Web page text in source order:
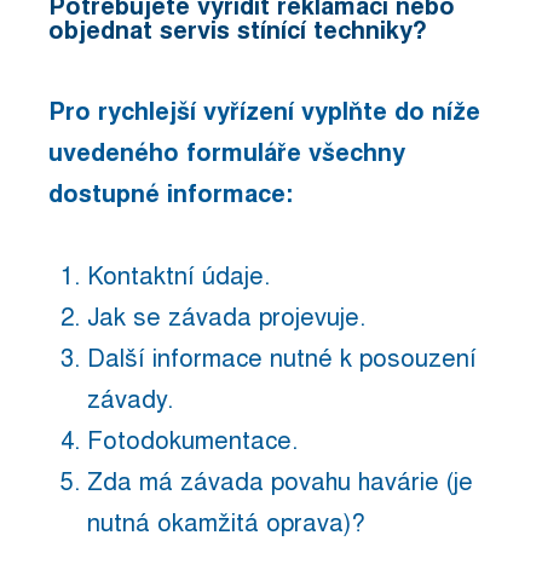
objednat servis stínící techniky?
Pro rychlejší vyřízení vyplňte do níže
uvedeného formuláře všechny
dostupné informace:
Kontaktní údaje.
Jak se závada projevuje.
Další informace nutné k posouzení
závady.
Fotodokumentace.
Zda má závada povahu havárie (je
nutná okamžitá oprava)?